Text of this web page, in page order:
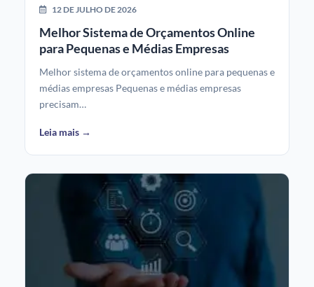
12 DE JULHO DE 2026
Melhor Sistema de Orçamentos Online
para Pequenas e Médias Empresas
Melhor sistema de orçamentos online para pequenas e
médias empresas Pequenas e médias empresas
precisam…
Leia mais →